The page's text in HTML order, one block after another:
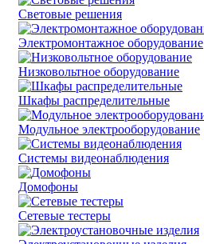
Световые решения
Электромонтажное оборудование
Низковольтное оборудование
Шкафы распределительные
Модульное электрооборудование
Системы видеонаблюдения
Домофоны
Сетевые тестеры